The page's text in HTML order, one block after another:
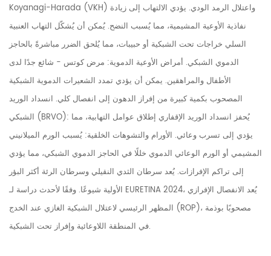
Koyanagi-Harada (VKH) واعتلال الرمد الودي. يؤدي الالتهاب إلى زيادة
نفاذية الأوعية المشيمية، مما يُسبب النضح. يُمكن أن يُشكّل التهاب العنبية
السلي خراجات تحت الشبكية أو حبيبات، مما يُلحق الضرر مباشرةً بالحاجز
الدموي الشبكي. أمراض الأوعية الدموية: مرض كوتس - شائع جدًا لدى
الأطفال والمراهقين. يمكن أن يؤدي تمدد الشعيرات الدموية الشبكية
المصحوب بكمية كبيرة من إفراز الدهون إلى انفصال كلي. انسداد الوريد
الشبكي (BRVO): يُحفز انسداد الوريد الإقفاري إطلاق عوامل التهابية، مما
يؤدي إلى تسرب وعائي. الأورام والتشوهات الخلقية: يُسبب الورم الميلانيني
المشيمي أو الورم الوعائي الدموي خللًا في الحاجز الدموي الشبكي، مما يؤدي
إلى تراكم الإفرازات. يُعد سرطان الثدي النقيلي وسرطان الرئة أكثر البؤر
الأولية شيوعًا. وفقًا لأحدث دراسة لـ EURETINA 2024، يُعد الانفصال الإفرازي
المظهر الرئيسي لاعتلال الشبكية الغازي عند الخدج (ROP)، مصحوبًا بوذمة
في المنطقة اللاوعائية وإفراز تحت الشبكية.